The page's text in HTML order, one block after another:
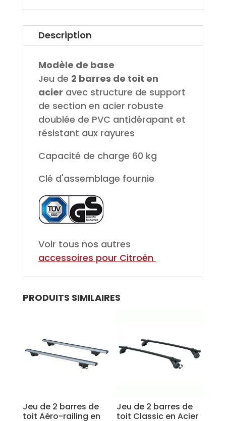
Description
Modèle de base
Jeu de 2 barres de toit en
acier avec structure de support
de section en acier robuste
doublée de PVC antidérapant et
résistant aux rayures
Capacité de charge 60 kg
Clé d'assemblage fournie
Voir tous nos autres
accessoires pour Citroën
PRODUITS SIMILAIRES
Jeu de 2 barres de
toit Aéro-railing en
Jeu de 2 barres de
toit Classic en Acier